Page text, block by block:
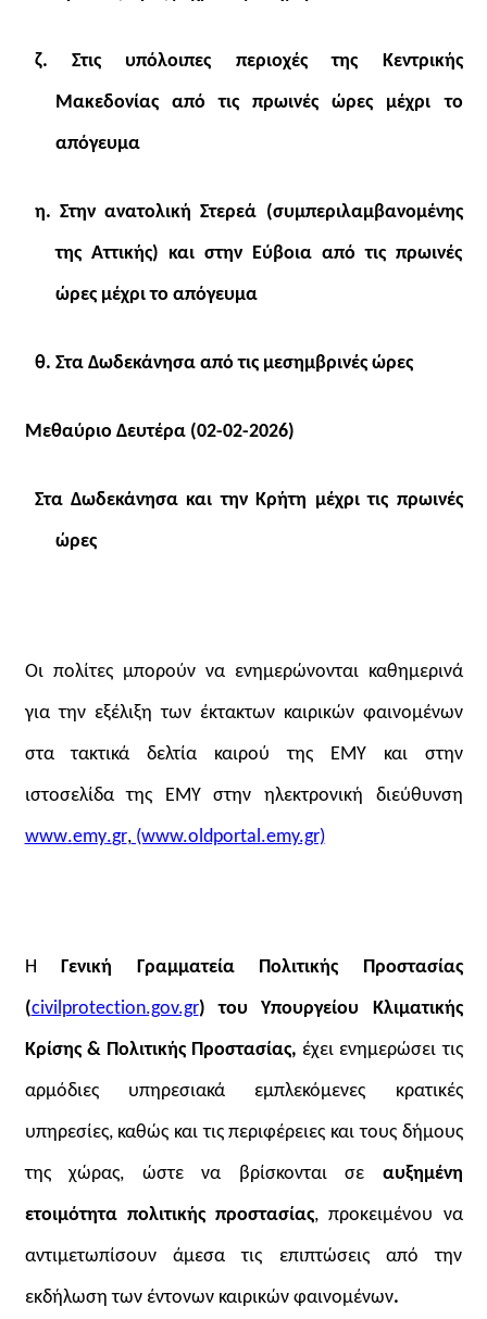
ζ. Στις υπόλοιπες περιοχές της Κεντρικής
Μακεδονίας από τις πρωινές ώρες μέχρι το
απόγευμα
η. Στην ανατολική Στερεά (συμπεριλαμβανομένης
της Αττικής) και στην Εύβοια από τις πρωινές
ώρες μέχρι το απόγευμα
θ. Στα Δωδεκάνησα από τις μεσημβρινές ώρες
Μεθαύριο Δευτέρα (02-02-2026)
Στα Δωδεκάνησα και την Κρήτη μέχρι τις πρωινές
ώρες
Οι πολίτες μπορούν να ενημερώνονται καθημερινά
για την εξέλιξη των έκτακτων καιρικών φαινομένων
στα τακτικά δελτία καιρού της ΕΜΥ και στην
ιστοσελίδα της ΕΜΥ στην ηλεκτρονική διεύθυνση
www.emy.gr,(www.oldportal.emy.gr)
Η Γενική Γραμματεία Πολιτικής Προστασίας
(civilprotection.gov.gr)
του Υπουργείου Κλιματικής
Κρίσης & Πολιτικής Προστασίας, έχει ενημερώσει τις
αρμόδιες υπηρεσιακά εμπλεκόμενες κρατικές
υπηρεσίες, καθώς και τις περιφέρειες και τους δήμους
της χώρας, ώστε να βρίσκονται σε αυξημένη
ετοιμότητα πολιτικής προστασίας, προκειμένου να
αντιμετωπίσουν άμεσα τις επιπτώσεις από την
εκδήλωση των έντονων καιρικών φαινομένων.